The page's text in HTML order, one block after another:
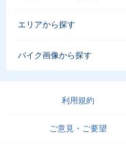
エリアから探す
バイク画像から探す
利用規約
ご意見・ご要望